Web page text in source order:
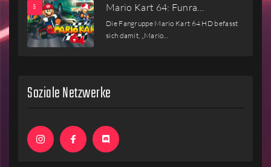
Mario Kart 64: Funra…
Die Fangruppe Mario Kart 64 HD befasst
sich damit, „Mario…
Soziale Netzwerke